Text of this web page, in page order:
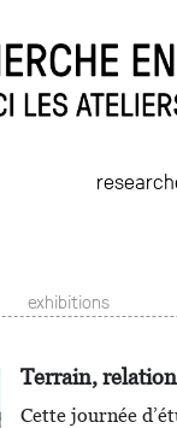
exhibitions
Terrain,
Cette journée